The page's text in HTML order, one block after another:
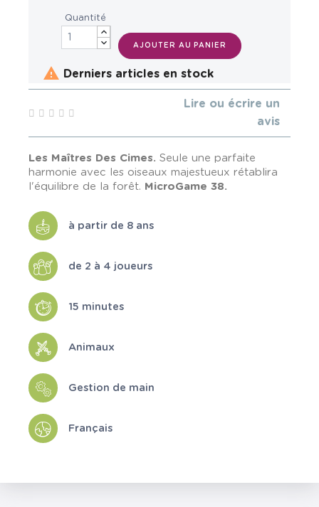
Quantité
AJOUTER AU PANIER
 Derniers articles en stock
Lire ou écrire un
avis
Les Maîtres Des Cimes. Seule une parfaite
harmonie avec les oiseaux majestueux rétablira
l'équilibre de la forêt. MicroGame 38.
à partir de 8 ans
de 2 à 4 joueurs
15 minutes
Animaux
Gestion de main
Français